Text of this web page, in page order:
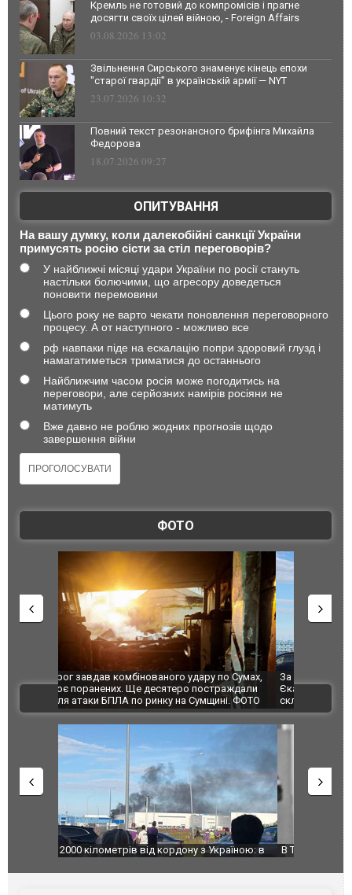
Кремль не готовий до компромісів і прагне
досягти своїх цілей війною, - Foreign Affairs
03.08.2026 13:02
Звільнення Сирського знаменує кінець епохи
"старої гвардії" в українській армії — NYT
23.07.2026 10:32
Повний текст резонансного брифінга Михайла
Федорова
18.07.2026 09:27
ОПИТУВАННЯ
На вашу думку, коли далекобійні санкції України
примусять росію сісти за стіл переговорів?
У найближчі місяці удари України по росії стануть
настільки болючими, що агресору доведеться
поновити перемовини
Цього року не варто чекати поновлення переговорного
процесу. А от наступного - можливо все
рф навпаки піде на ескалацію попри здоровий глузд і
намагатиметься триматися до останнього
Найближчим часом росія може погодитись на
переговори, але серйозних намірів росіяни не
матимуть
Вже давно не роблю жодних прогнозів щодо
завершення війни
ФОТО
За 2000 кілометрів від кордону з Україною: в
Єкатеринбурзі після атаки дронів загорівся
склад Wildberries. ФОТО. ВІДЕО
"Мої
ВІДЕО
В Таїланді футболіст загинув від удару
постраждали. ВІДЕО